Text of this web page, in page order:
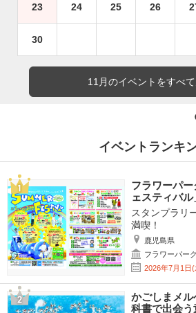
23 24 25 26
30
11月のイベントをすべ
イベントランキ
フラワーパ
ェスティバル
スタンプラリ
満喫！
鹿児島県
フラワーパー
2026年7月1日
かごしまメ
科書で出会う